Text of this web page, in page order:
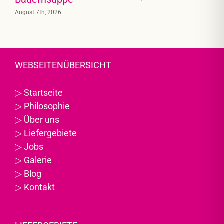
August 7th, 2026
WEBSEITENÜBERSICHT
▷Startseite
▷ Philosophie
▷ Über uns
▷ Liefergebiete
▷Jobs
▷ Galerie
▷ Blog
▷ Kontakt